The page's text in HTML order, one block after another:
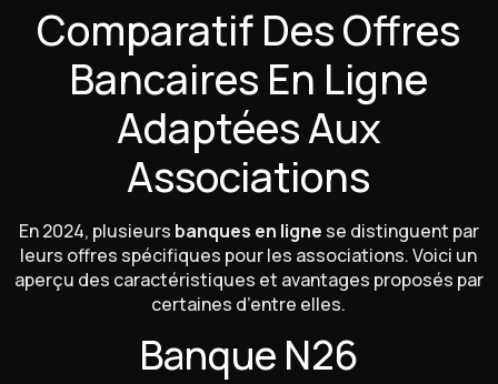
Comparatif Des Offres
Bancaires En Ligne
Adaptées Aux
Associations
En 2024, plusieurs banques en ligne se distinguent par
leurs offres spécifiques pour les associations. Voici un
aperçu des caractéristiques et avantages proposés par
certaines d’entre elles.
Banque N26